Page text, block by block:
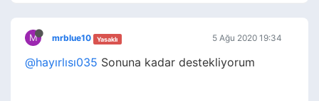
M mrblue10 Yasaklı 5 Ağu 2020 19:34
@hayırlısı035 Sonuna kadar destekliyorum